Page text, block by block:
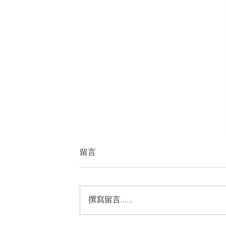
留言
撰寫留言......